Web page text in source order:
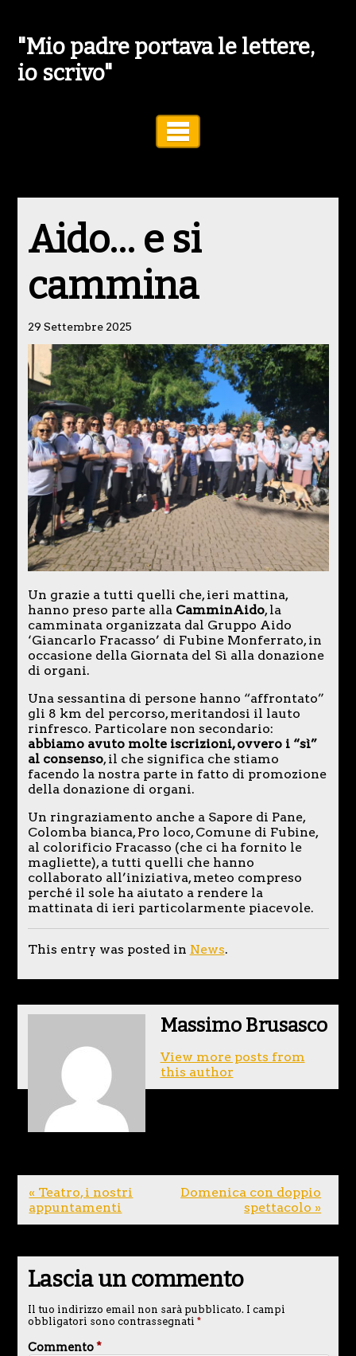
"Mio padre portava le lettere,
io scrivo"
Aido… e si
cammina
29 Settembre 2025
Un grazie a tutti quelli che, ieri mattina,
hanno preso parte alla CamminAido, la
camminata organizzata dal Gruppo Aido
‘Giancarlo Fracasso’ di Fubine Monferrato, in
occasione della Giornata del Sì alla donazione
di organi.
Una sessantina di persone hanno “affrontato”
gli 8 km del percorso, meritandosi il lauto
rinfresco. Particolare non secondario:
abbiamo avuto molte iscrizioni, ovvero i “sì”
al consenso, il che significa che stiamo
facendo la nostra parte in fatto di promozione
della donazione di organi.
Un ringraziamento anche a Sapore di Pane,
Colomba bianca, Pro loco, Comune di Fubine,
al colorificio Fracasso (che ci ha fornito le
magliette), a tutti quelli che hanno
collaborato all’iniziativa, meteo compreso
perché il sole ha aiutato a rendere la
mattinata di ieri particolarmente piacevole.
This entry was posted in News.
Massimo Brusasco
View more posts from
this author
« Teatro, i nostri
appuntamenti
Domenica con doppio
spettacolo »
Lascia un commento
Il tuo indirizzo email non sarà pubblicato. I campi
obbligatori sono contrassegnati *
Commento*